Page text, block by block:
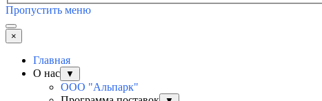
Пропустить меню
×
Главная
О нас
▼
ООО "Альпарк"